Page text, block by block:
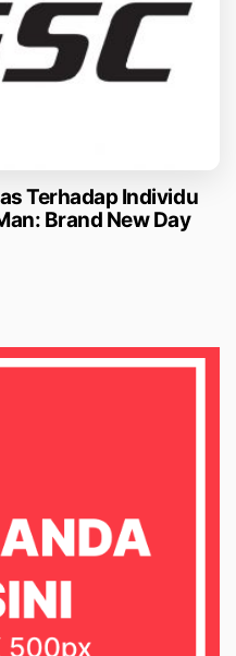
Terhadap Individu
Brand New Day